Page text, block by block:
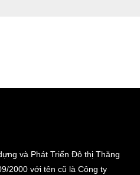
và Phát Triển Đô thị Thăng
2000 với tên cũ là Công ty